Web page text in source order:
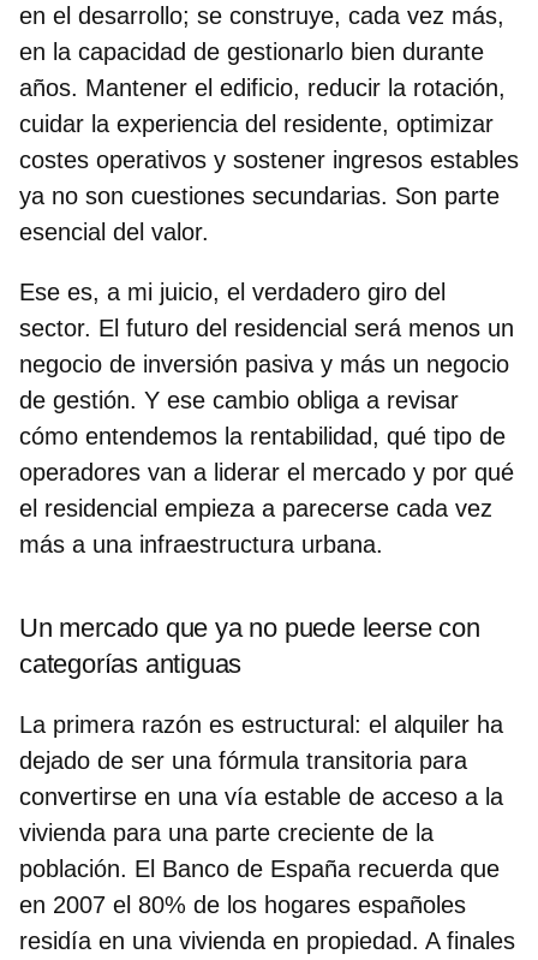
en el desarrollo; se construye, cada vez más,
en la capacidad de gestionarlo bien durante
años. Mantener el edificio, reducir la rotación,
cuidar la experiencia del residente, optimizar
costes operativos y sostener ingresos estables
ya no son cuestiones secundarias. Son parte
esencial del valor.
Ese es, a mi juicio, el verdadero giro del
sector. El futuro del residencial será menos un
negocio de inversión pasiva y más un negocio
de gestión. Y ese cambio obliga a revisar
cómo entendemos la rentabilidad, qué tipo de
operadores van a liderar el mercado y por qué
el residencial empieza a parecerse cada vez
más a una infraestructura urbana.
Un mercado que ya no puede leerse con
categorías antiguas
La primera razón es estructural: el alquiler ha
dejado de ser una fórmula transitoria para
convertirse en una vía estable de acceso a la
vivienda para una parte creciente de la
población. El Banco de España recuerda que
en 2007 el 80% de los hogares españoles
residía en una vivienda en propiedad. A finales